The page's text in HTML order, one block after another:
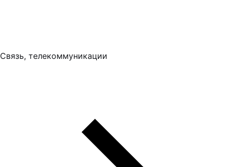
Связь, телекоммуникации